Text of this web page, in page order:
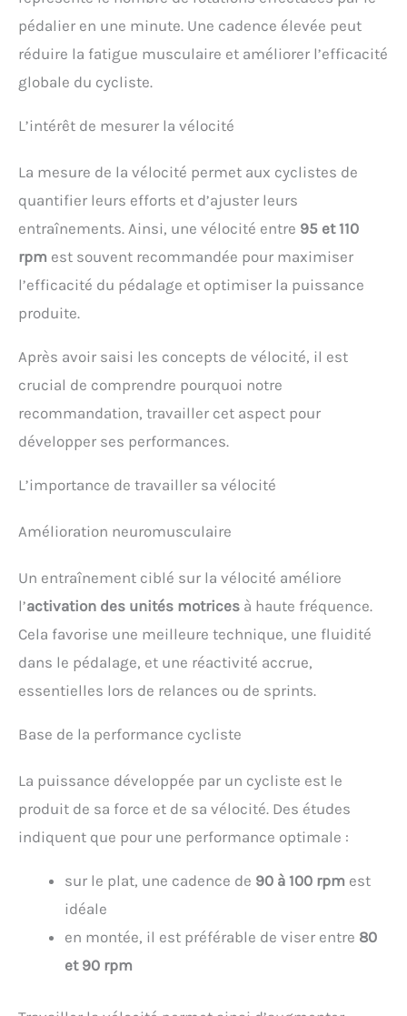
pédalier en une minute. Une cadence élevée peut
réduire la fatigue musculaire et améliorer l’efficacité
globale du cycliste.
L’intérêt de mesurer la vélocité
La mesure de la vélocité permet aux cyclistes de
quantifier leurs efforts et d’ajuster leurs
entraînements. Ainsi, une vélocité entre 95 et 110
rpm est souvent recommandée pour maximiser
l’efficacité du pédalage et optimiser la puissance
produite.
Après avoir saisi les concepts de vélocité, il est
crucial de comprendre pourquoi notre
recommandation, travailler cet aspect pour
développer ses performances.
L’importance de travailler sa vélocité
Amélioration neuromusculaire
Un entraînement ciblé sur la vélocité améliore
l’activation des unités motrices à haute fréquence.
Cela favorise une meilleure technique, une fluidité
dans le pédalage, et une réactivité accrue,
essentielles lors de relances ou de sprints.
Base de la performance cycliste
La puissance développée par un cycliste est le
produit de sa force et de sa vélocité. Des études
indiquent que pour une performance optimale :
sur le plat, une cadence de 90 à 100 rpm est
idéale
en montée, il est préférable de viser entre 80
et 90 rpm